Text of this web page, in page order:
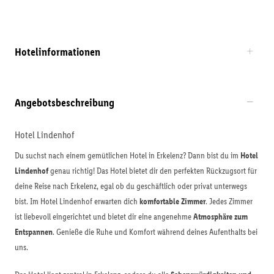
Hotelinformationen
Angebotsbeschreibung
Hotel Lindenhof
Du suchst nach einem gemütlichen Hotel in Erkelenz? Dann bist du im Hotel
Lindenhofgenau richtig! Das Hotel bietet dir den perfekten Rückzugsort für
deine Reise nach Erkelenz, egal ob du geschäftlich oder privat unterwegs
bist. Im Hotel Lindenhof erwarten dich komfortable Zimmer. Jedes Zimmer
ist liebevoll eingerichtet und bietet dir eine angenehmeAtmosphäre zum
Entspannen. Genieße die Ruhe und Komfort während deines Aufenthalts bei
uns.